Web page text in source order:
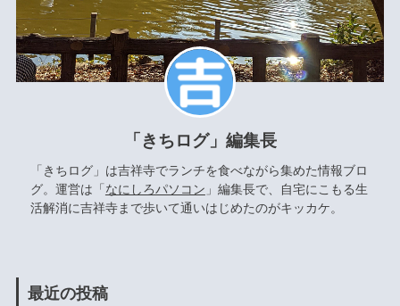
「きちログ」編集長
「きちログ」は吉祥寺でランチを食べながら集めた情報ブロ
グ。運営は「 なにしろパソコン 」編集長で、自宅にこもる生
活解消に吉祥寺まで歩いて通いはじめたのがキッカケ。
最近の投稿